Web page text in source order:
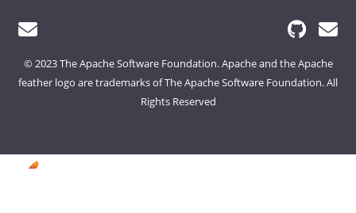
© 2023 The Apache Software Foundation. Apache and the Apache
feather logo are trademarks of The Apache Software Foundation. All
Rights Reserved